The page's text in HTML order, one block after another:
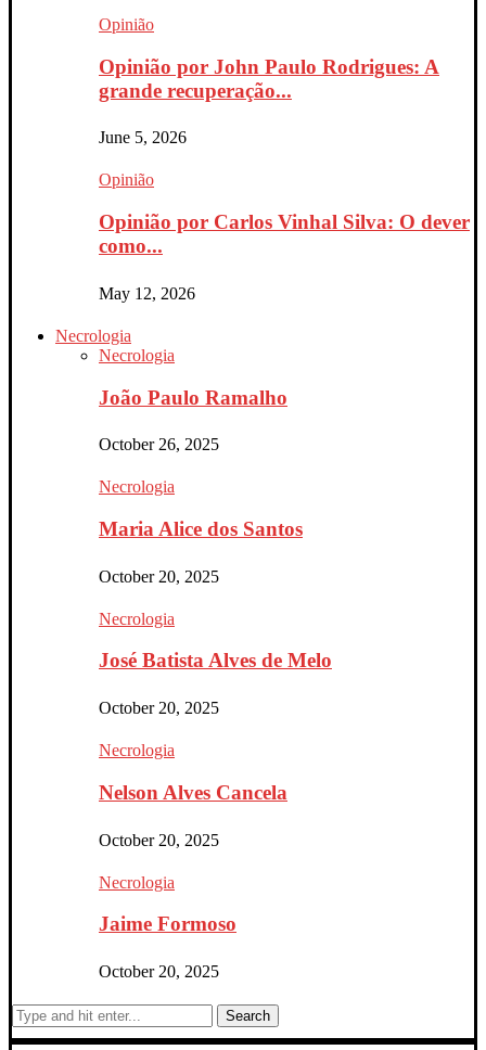
Opinião
Opinião por John Paulo Rodrigues: A
grande recuperação...
June 5, 2026
Opinião
Opinião por Carlos Vinhal Silva: O dever
como...
May 12, 2026
Necrologia
Necrologia
João Paulo Ramalho
October 26, 2025
Necrologia
Maria Alice dos Santos
October 20, 2025
Necrologia
José Batista Alves de Melo
October 20, 2025
Necrologia
Nelson Alves Cancela
October 20, 2025
Necrologia
Jaime Formoso
October 20, 2025
Search